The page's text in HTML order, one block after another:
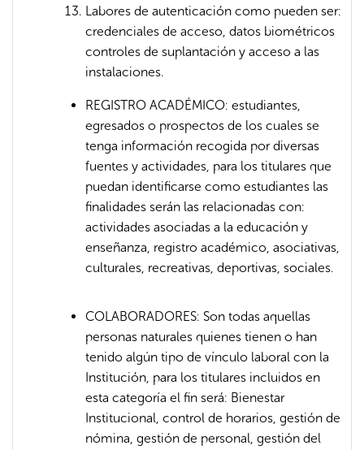
Labores de autenticación como pueden ser:
credenciales de acceso, datos biométricos
controles de suplantación y acceso a las
instalaciones.
REGISTRO ACADÉMICO: estudiantes,
egresados o prospectos de los cuales se
tenga información recogida por diversas
fuentes y actividades, para los titulares que
puedan identificarse como estudiantes las
finalidades serán las relacionadas con:
actividades asociadas a la educación y
enseñanza, registro académico, asociativas,
culturales, recreativas, deportivas, sociales.
COLABORADORES: Son todas aquellas
personas naturales quienes tienen o han
tenido algún tipo de vínculo laboral con la
Institución, para los titulares incluidos en
esta categoría el fin será: Bienestar
Institucional, control de horarios, gestión de
nómina, gestión de personal, gestión del